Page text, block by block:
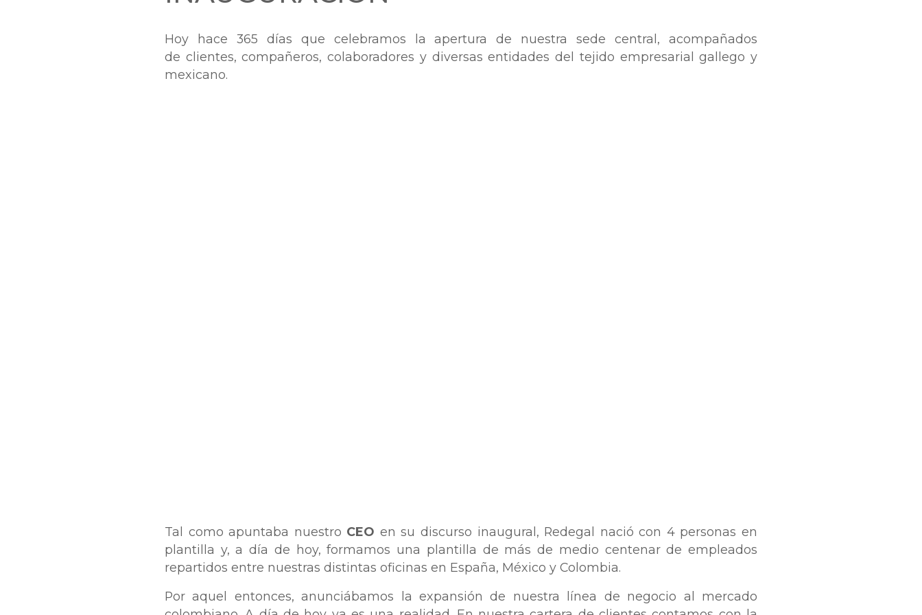
Hoy hace 365 días que celebramos la apertura de nuestra sede central, acompañados
de clientes, compañeros, colaboradores y diversas entidades del tejido empresarial gallego y
mexicano.
Tal como apuntaba nuestro CEO en su discurso inaugural, Redegal nació con 4 personas en
plantilla y, a día de hoy, formamos una plantilla de más de medio centenar de empleados
repartidos entre nuestras distintas oficinas en España, México y Colombia.
Por aquel entonces, anunciábamos la expansión de nuestra línea de negocio al mercado